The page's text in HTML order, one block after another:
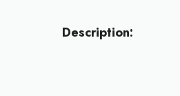
Description: